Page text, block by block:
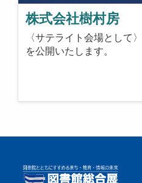
株式会社樹村房
〈サテライト会場として
を公開いたします。